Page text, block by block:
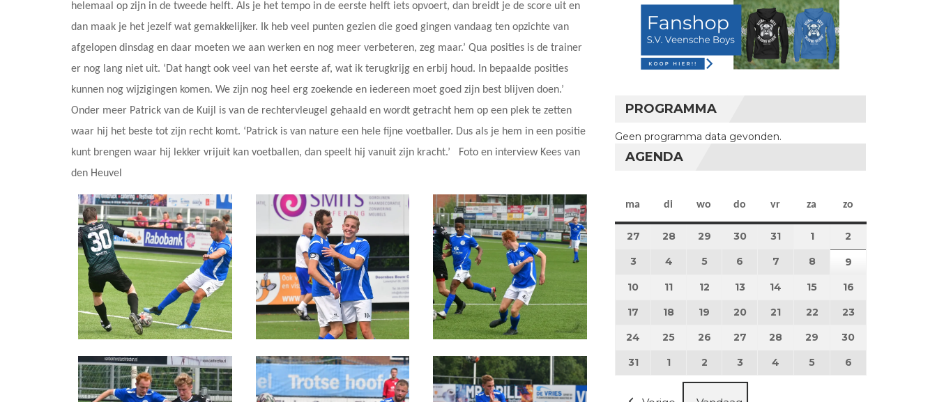
helemaal op zijn in de tweede helft. Als je het tempo in de eerste helft iets opvoert, dan breidt je de score uit en
dan maak je het jezelf wat gemakkelijker. Ik heb veel punten gezien die goed gingen vandaag ten opzichte van
afgelopen dinsdag en daar moeten we aan werken en nog meer verbeteren, zeg maar.’ Qua posities is de trainer
er nog lang niet uit. ‘Dat hangt ook veel van het eerste af, wat ik terugkrijg en erbij houd. In bepaalde posities
kunnen nog wijzigingen komen. We zijn nog heel erg zoekende en iedereen moet goed zijn best blijven doen.’
Onder meer Patrick van de Kuijl is van de rechtervleugel gehaald en wordt getracht hem op een plek te zetten
waar hij het beste tot zijn recht komt. ‘Patrick is van nature een hele fijne voetballer. Dus als je hem in een positie
kunt brengen waar hij lekker vrijuit kan voetballen, dan speelt hij vanuit zijn kracht.’ Foto en interview Kees van
den Heuvel
PROGRAMMA
Geen programma data gevonden.
AGENDA
ma maandag
di dinsdag
wo woensdag
do donderdag
vr vrijdag
za zaterdag
zo
27 27 juli 2026
28 28 juli 2026
29 29 juli 2026
3030 juli 2026
31 31 juli 2026
11 augustus 2026
2
3 3 augustus 2026
4 4 augustus 2026
55 augustus 2026
6 6 augustus 2026
7 7 augustus 2026
8 8 augustus 2026
9
10 10 augustus 2026
11 11 augustus 2026
12 12 augustus 2026
13 13 augustus 2026
14 14 augustus 2026
15 15 augustus 2026
16
17 17 augustus 2026
18 18 augustus 2026
19 19 augustus 2026
20 20 augustus 2026
21 21 augustus 2026
22 22 augustus 2026
23
24 24 augustus 2026
25 25 augustus 2026
26 26 augustus 2026
27 27 augustus 2026
28 28 augustus 2026
29 29 augustus 2026
30
3131 augustus 2026
1 1 september 2026
2 2 september 2026
3 3 september 2026
4 4 september 2026
5 5 september 2026
6